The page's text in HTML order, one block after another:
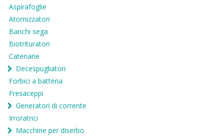
Aspirafoglie
Atomizzatori
Banchi sega
Biotrituratori
Catenarie
Decespugliatori
Forbici a batteria
Fresaceppi
Generatori di corrente
Irroratrici
Macchine per diserbo